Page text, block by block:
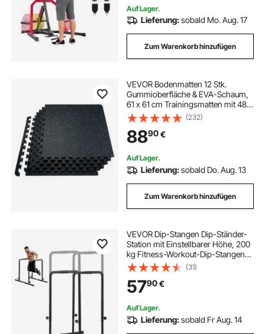
Auf Lager.
Lieferung:sobald Mo. Aug. 17
Zum Warenkorb hinzufügen
VEVOR Bodenmatten 12 Stk.
Gummioberfläche & EVA-Schaum,
61 x 61 cm Trainingsmatten mit 48
Quadratfuß Abdeckung,
ineinandergreifende
Gymnastikmatten für Fitnessstudio
Garage, Schwarz & Weiß
(232)
8890€
Auf Lager.
Lieferung:sobald Do. Aug. 13
Zum Warenkorb hinzufügen
VEVOR Dip-Stangen Dip-Ständer-
Station mit Einstellbarer Höhe, 200
kg Fitness-Workout-Dip-Stangen-
Station, Stabilisator, Parallette-
Liegestützständer, Parallelbarren
Krafttraining im Heim-Fitnessstudio
(31)
5790€
Auf Lager.
Lieferung:sobald Fr Aug. 14